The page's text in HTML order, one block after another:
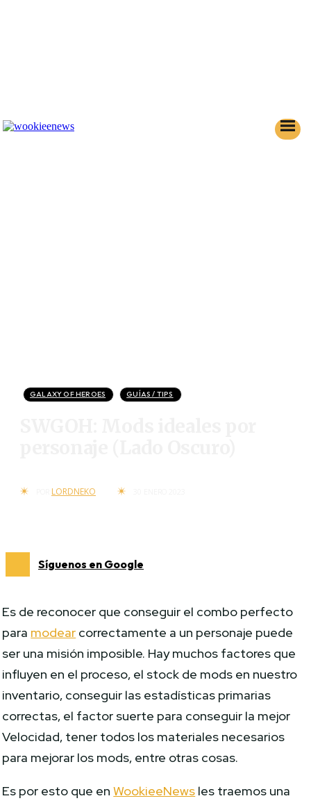
GALAXY OF HEROES GUÍAS / TIPS
LORDNEKO
Síguenos en Google
Es de reconocer que conseguir el combo perfecto
para modear correctamente a un personaje puede
ser una misión imposible. Hay muchos factores que
influyen en el proceso, el stock de mods en nuestro
inventario, conseguir las estadísticas primarias
correctas, el factor suerte para conseguir la mejor
Velocidad, tener todos los materiales necesarios
para mejorar los mods, entre otras cosas.
Es por esto que enWookieeNews les traemos una